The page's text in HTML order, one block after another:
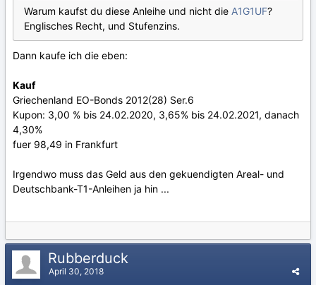
Warum kaufst du diese Anleihe und nicht die A1G1UF?
Englisches Recht, und Stufenzins.
Dann kaufe ich die eben:
Kauf
Griechenland EO-Bonds 2012(28) Ser.6
Kupon: 3,00 % bis 24.02.2020, 3,65% bis 24.02.2021, danach
4,30%
fuer 98,49 in Frankfurt
Irgendwo muss das Geld aus den gekuendigten Areal- und
Deutschbank-T1-Anleihen ja hin ...
Rubberduck
April 30, 2018